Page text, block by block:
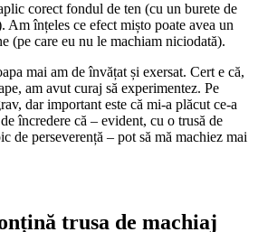
corect fondul de ten (cu un burete de
Am înțeles ce efect mișto poate avea un
(pe care eu nu le machiam niciodată).
mai am de învățat și exersat. Cert e că,
am avut curaj să experimentez. Pe
dar important este că mi-a plăcut ce-a
încredere că – evident, cu o trusă de
de perseverență – pot să mă machiez mai
trusa de machiaj